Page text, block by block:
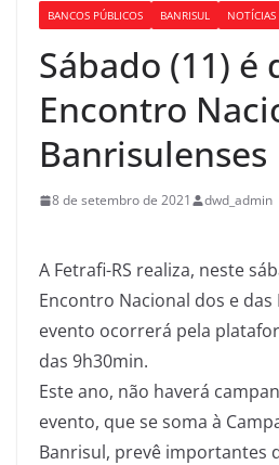
BANCOS PÚBLICOS BANRISUL NOTÍCIAS
Sábado (11) é
Encontro
Banrisulenses
8 de setembro de 2021 dwd_admin
A Fetrafi-RS realiza, neste
Encontro Nacional dos e das
evento ocorrerá pela
das 9h30min.
Este ano, não haverá
evento, que se soma à
Banrisul, prevê importantes